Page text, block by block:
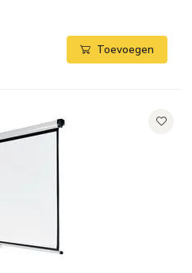
Toevoegen